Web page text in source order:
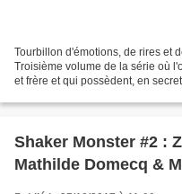
Tourbillon d'émotions, de rires et
Troisième volume de la série où
et frère et qui possèdent, en
Shaker Monster #2 :
Mathilde Domecq &